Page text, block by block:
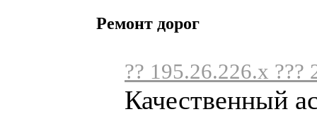
Ремонт дорог
?? 195.26.226.x ???
Качественный